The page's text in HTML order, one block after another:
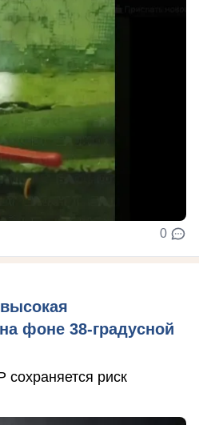
0
фоне 38-градусной
риск